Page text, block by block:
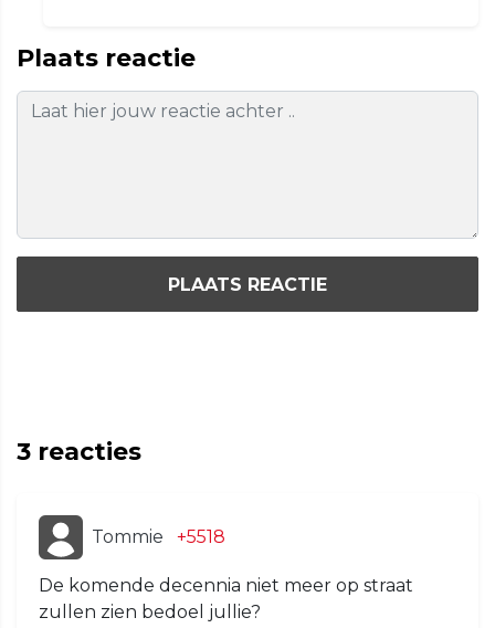
Plaats reactie
PLAATS REACTIE
3 reacties
Tommie +5518
De komende decennia niet meer op straat
zullen zien bedoel jullie?